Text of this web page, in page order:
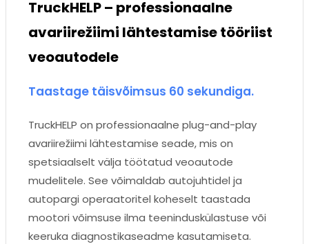
TruckHELP – professionaalne
avariirežiimi lähtestamise tööriist
veoautodele
Taastage täisvõimsus 60 sekundiga.
TruckHELP on professionaalne plug-and-play
avariirežiimi lähtestamise seade, mis on
spetsiaalselt välja töötatud veoautode
mudelitele. See võimaldab autojuhtidel ja
autopargi operaatoritel koheselt taastada
mootori võimsuse ilma teeninduskülastuse või
keeruka diagnostikaseadme kasutamiseta.